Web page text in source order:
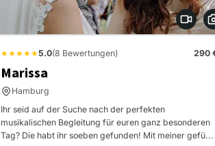
★★★★★5.0(8 Bewertungen) 290
Marissa
Hamburg
Ihr seid auf der Suche nach der perfekten
musikalischen Begleitung für euren ganz besonderen
Tag? Die habt ihr soeben gefunden! Mit meiner gefü...